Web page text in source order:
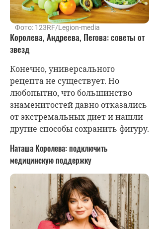
Фото: 123RF/Legion-media
Королева, Андреева, Пегова: советы от
звезд
Конечно, универсального
рецепта не существует. Но
любопытно, что большинство
знаменитостей давно отказались
от экстремальных диет и нашли
другие способы сохранить фигуру.
Наташа Королева: подключить
медицинскую поддержку